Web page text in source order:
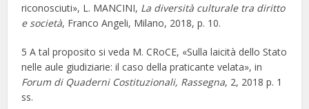
riconosciuti», L. MANCINI, La diversità culturale tra diritto
e società, Franco Angeli, Milano, 2018, p. 10.
5 A tal proposito si veda M. CRoCE, «Sulla laicità dello Stato
nelle aule giudiziarie: il caso della praticante velata», in
Forum di Quaderni Costituzionali, Rassegna, 2, 2018 p. 1
ss.